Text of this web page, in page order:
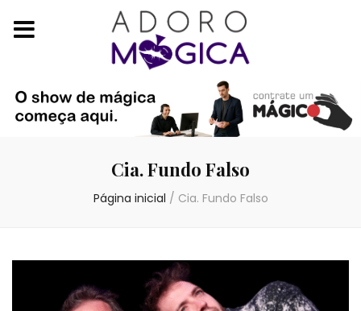
Cia. Fundo Falso
Página inicial / Cia. Fundo Falso